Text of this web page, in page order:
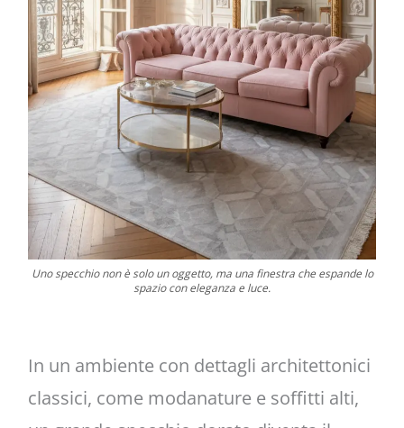
Uno specchio non è solo un oggetto, ma una finestra che espande lo
spazio con eleganza e luce.
In un ambiente con dettagli architettonici
classici, come modanature e soffitti alti,